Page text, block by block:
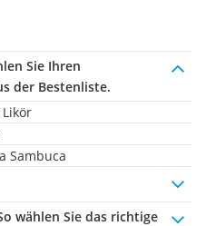
Sie Ihren
der Bestenliste.
Sambuca
wählen Sie das richtige